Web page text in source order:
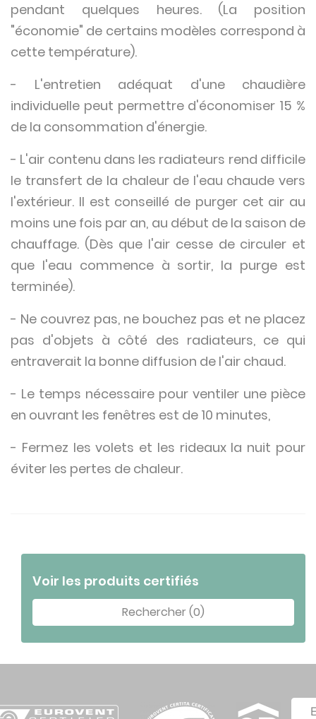
pendant quelques heures. (La position
"économie" de certains modèles correspond à
cette température).
- L'entretien adéquat d'une chaudière
individuelle peut permettre d'économiser 15 %
de la consommation d'énergie.
- L'air contenu dans les radiateurs rend difficile
le transfert de la chaleur de l'eau chaude vers
l'extérieur. Il est conseillé de purger cet air au
moins une fois par an, au début de la saison de
chauffage. (Dès que l'air cesse de circuler et
que l'eau commence à sortir, la purge est
terminée).
- Ne couvrez pas, ne bouchez pas et ne placez
pas d'objets à côté des radiateurs, ce qui
entraverait la bonne diffusion de l'air chaud.
- Le temps nécessaire pour ventiler une pièce
en ouvrant les fenêtres est de 10 minutes,
- Fermez les volets et les rideaux la nuit pour
éviter les pertes de chaleur.
Voir les produits certifiés
Rechercher (0)